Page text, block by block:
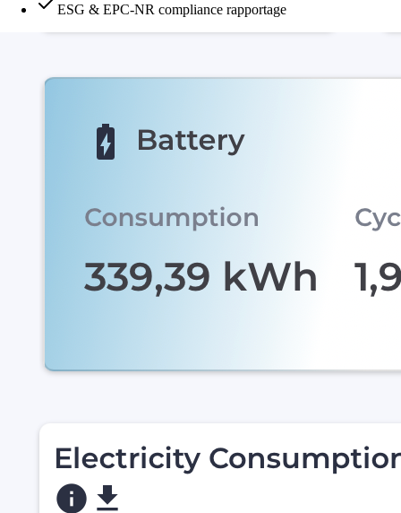
ESG & EPC-NR compliance rapportage